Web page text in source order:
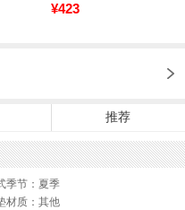
¥423
推荐
季节：夏季
材质：其他